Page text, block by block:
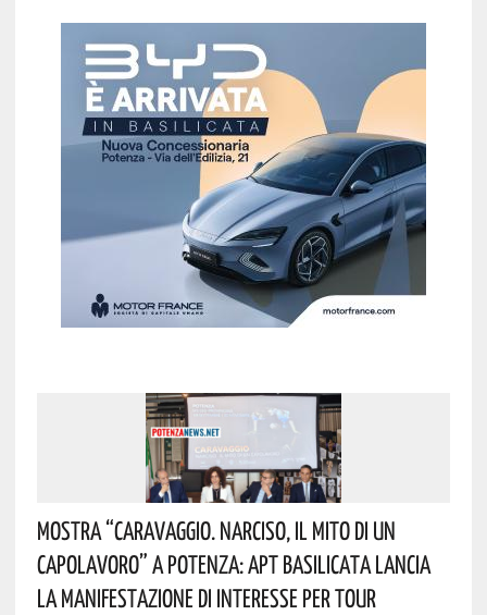
Mostra “Caravaggio. Narciso, Il Mito Di Un
Capolavoro” A Potenza: APT Basilicata Lancia
La Manifestazione Di Interesse Per Tour